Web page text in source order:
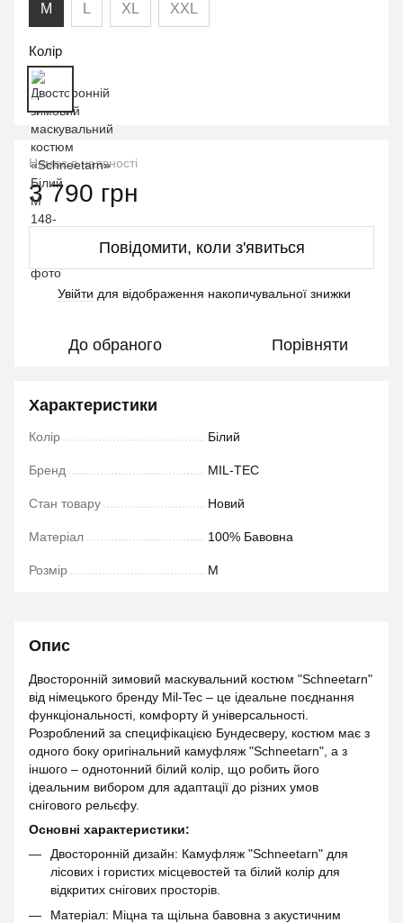
M L XL XXL
Колір
Немає в наявності
3 790 грн
Повідомити, коли з'явиться
Увійти для відображення накопичувальної знижки
До обраного Порівняти
Характеристики
Колір Білий
Бренд MIL-TEC
Стан товару Новий
Матеріал 100% Бавовна
Розмір M
Опис
Двосторонній зимовий маскувальний костюм "Schneetarn"
від німецького бренду Mil-Tec – це ідеальне поєднання
функціональності, комфорту й універсальності.
Розроблений за специфікацією Бундесверу, костюм має з
одного боку оригінальний камуфляж "Schneetarn", а з
іншого – однотонний білий колір, що робить його
ідеальним вибором для адаптації до різних умов
снігового рельєфу.
Основні характеристики:
Двосторонній дизайн: Камуфляж "Schneetarn" для
лісових і гористих місцевостей та білий колір для
відкритих снігових просторів.
Матеріал: Міцна та щільна бавовна з акустичним